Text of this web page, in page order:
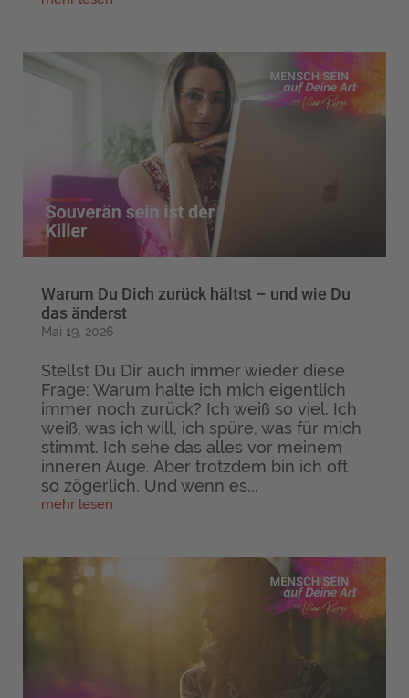
Warum Du Dich zurück hältst – und wie Du
das änderst
Mai 19, 2026
Stellst Du Dir auch immer wieder diese
Frage: Warum halte ich mich eigentlich
immer noch zurück? Ich weiß so viel. Ich
weiß, was ich will, ich spüre, was für mich
stimmt. Ich sehe das alles vor meinem
inneren Auge. Aber trotzdem bin ich oft
so zögerlich. Und wenn es...
mehr lesen